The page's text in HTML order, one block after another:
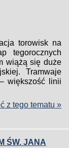
torowisk na
tegorocznych
wiążą się duże
Tramwaje
większość linii
z tego tematu »
ŚW. JANA